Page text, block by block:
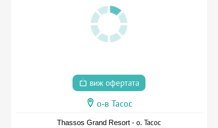
виж офертата
о-в Тасос
Thassos Grand Resort - о. Тасос